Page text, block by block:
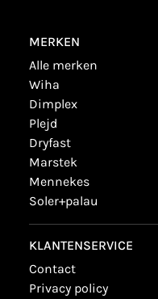
MERKEN
alle merken
wiha
dimplex
plejd
dryfast
marstek
mennekes
soler+palau
KLANTENSERVICE
contact
privacy policy